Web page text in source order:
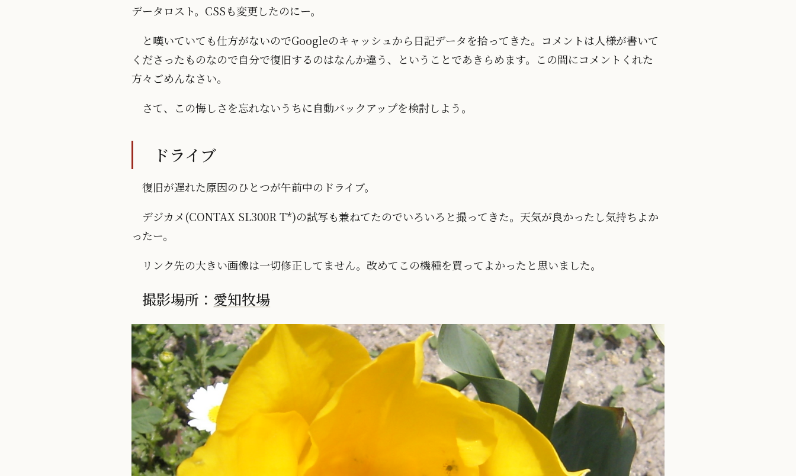
データロスト。CSSも変更したのにー。
と嘆いていても仕方がないのでGoogleのキャッシュから日記データを拾ってきた。コメントは人様が書いて
くださったものなので自分で復旧するのはなんか違う、ということであきらめます。この間にコメントくれた
方々ごめんなさい。
さて、この悔しさを忘れないうちに自動バックアップを検討しよう。
ドライブ
復旧が遅れた原因のひとつが午前中のドライブ。
デジカメ(CONTAX SL300R T*)の試写も兼ねてたのでいろいろと撮ってきた。天気が良かったし気持ちよか
ったー。
リンク先の大きい画像は一切修正してません。改めてこの機種を買ってよかったと思いました。
撮影場所： 愛知牧場